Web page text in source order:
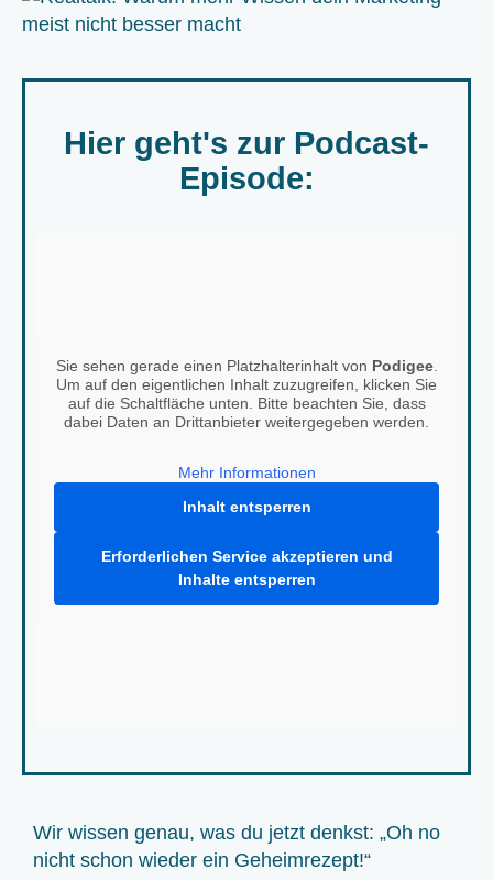
Hier geht's zur Podcast-
Episode:
Sie sehen gerade einen Platzhalterinhalt von Podigee.
Um auf den eigentlichen Inhalt zuzugreifen, klicken Sie
auf die Schaltfläche unten. Bitte beachten Sie, dass
dabei Daten an Drittanbieter weitergegeben werden.
Mehr Informationen
Inhalt entsperren
Erforderlichen Service akzeptieren und
Inhalte entsperren
Wir wissen genau, was du jetzt denkst: „Oh no
nicht schon wieder ein Geheimrezept!“